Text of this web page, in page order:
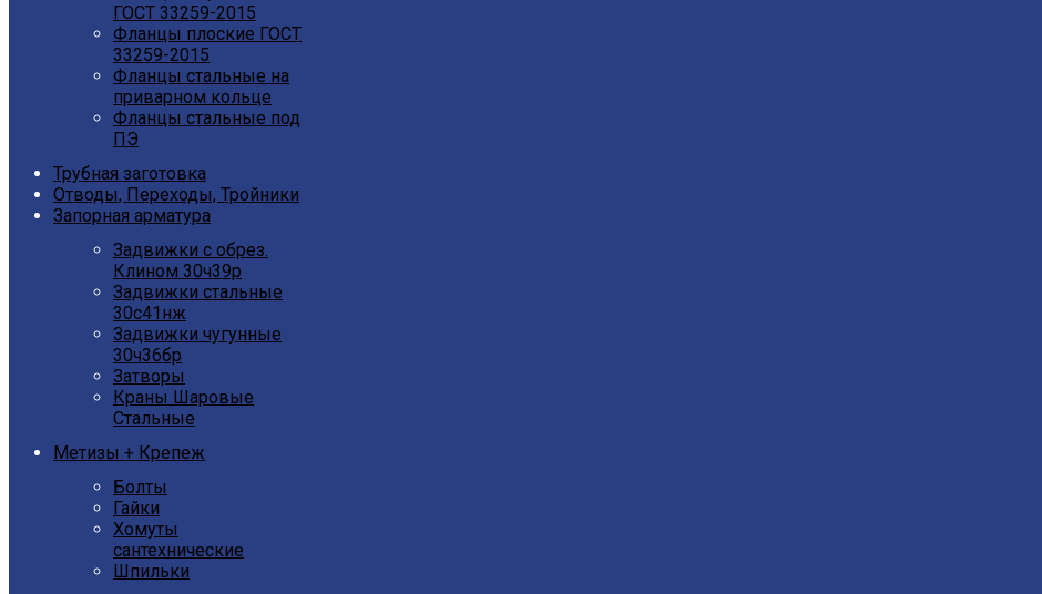
ГОСТ 33259-2015
Фланцы плоские ГОСТ
33259-2015
Фланцы стальные на
приварном кольце
Фланцы стальные под
ПЭ
Трубная заготовка
Отводы, Переходы, Тройники
Запорная арматура
Задвижки с обрез.
Клином 30ч39р
Задвижки стальные
30с41нж
Задвижки чугунные
30ч36бр
Затворы
Краны Шаровые
Стальные
Метизы + Крепеж
Болты
Гайки
Хомуты
сантехнические
Шпильки